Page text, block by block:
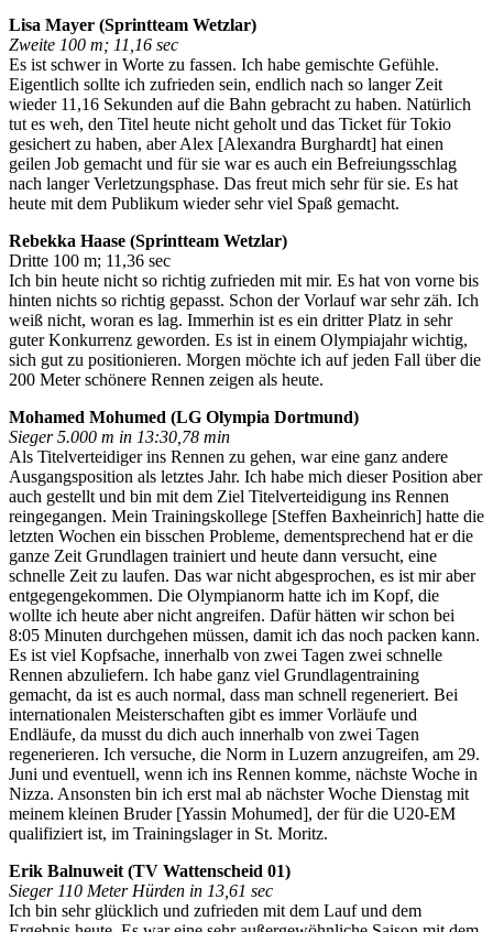
Lisa Mayer (Sprintteam Wetzlar)
Zweite 100 m; 11,16 sec
Es ist schwer in Worte zu fassen. Ich habe gemischte Gefühle.
Eigentlich sollte ich zufrieden sein, endlich nach so langer Zeit
wieder 11,16 Sekunden auf die Bahn gebracht zu haben. Natürlich
tut es weh, den Titel heute nicht geholt und das Ticket für Tokio
gesichert zu haben, aber Alex [Alexandra Burghardt] hat einen
geilen Job gemacht und für sie war es auch ein Befreiungsschlag
nach langer Verletzungsphase. Das freut mich sehr für sie. Es hat
heute mit dem Publikum wieder sehr viel Spaß gemacht.
Rebekka Haase (Sprintteam Wetzlar)
Dritte 100 m; 11,36 sec
Ich bin heute nicht so richtig zufrieden mit mir. Es hat von vorne bis
hinten nichts so richtig gepasst. Schon der Vorlauf war sehr zäh. Ich
weiß nicht, woran es lag. Immerhin ist es ein dritter Platz in sehr
guter Konkurrenz geworden. Es ist in einem Olympiajahr wichtig,
sich gut zu positionieren. Morgen möchte ich auf jeden Fall über die
200 Meter schönere Rennen zeigen als heute.
Mohamed Mohumed (LG Olympia Dortmund)
Sieger 5.000 m in 13:30,78 min
Als Titelverteidiger ins Rennen zu gehen, war eine ganz andere
Ausgangsposition als letztes Jahr. Ich habe mich dieser Position aber
auch gestellt und bin mit dem Ziel Titelverteidigung ins Rennen
reingegangen. Mein Trainingskollege [Steffen Baxheinrich] hatte die
letzten Wochen ein bisschen Probleme, dementsprechend hat er die
ganze Zeit Grundlagen trainiert und heute dann versucht, eine
schnelle Zeit zu laufen. Das war nicht abgesprochen, es ist mir aber
entgegengekommen. Die Olympianorm hatte ich im Kopf, die
wollte ich heute aber nicht angreifen. Dafür hätten wir schon bei
8:05 Minuten durchgehen müssen, damit ich das noch packen kann.
Es ist viel Kopfsache, innerhalb von zwei Tagen zwei schnelle
Rennen abzuliefern. Ich habe ganz viel Grundlagentraining
gemacht, da ist es auch normal, dass man schnell regeneriert. Bei
internationalen Meisterschaften gibt es immer Vorläufe und
Endläufe, da musst du dich auch innerhalb von zwei Tagen
regenerieren. Ich versuche, die Norm in Luzern anzugreifen, am 29.
Juni und eventuell, wenn ich ins Rennen komme, nächste Woche in
Nizza. Ansonsten bin ich erst mal ab nächster Woche Dienstag mit
meinem kleinen Bruder [Yassin Mohumed], der für die U20-EM
qualifiziert ist, im Trainingslager in St. Moritz.
Erik Balnuweit (TV Wattenscheid 01)
Sieger 110 Meter Hürden in 13,61 sec
Ich bin sehr glücklich und zufrieden mit dem Lauf und dem